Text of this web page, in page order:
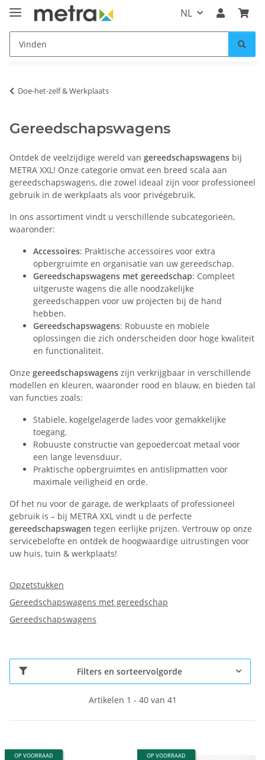
NL
Doe-het-zelf & Werkplaats
Gereedschapswagens
Ontdek de veelzijdige wereld van gereedschapswagens bij
METRA XXL! Onze categorie omvat een breed scala aan
gereedschapswagens, die zowel ideaal zijn voor professioneel
gebruik in de werkplaats als voor privégebruik.
In ons assortiment vindt u verschillende subcategorieën,
waaronder:
Accessoires: Praktische accessoires voor extra
opbergruimte en organisatie van uw gereedschap.
Gereedschapswagens met gereedschap: Compleet
uitgeruste wagens die alle noodzakelijke
gereedschappen voor uw projecten bij de hand
hebben.
Gereedschapswagens: Robuuste en mobiele
oplossingen die zich onderscheiden door hoge kwaliteit
en functionaliteit.
Onze gereedschapswagens zijn verkrijgbaar in verschillende
modellen en kleuren, waaronder rood en blauw, en bieden tal
van functies zoals:
Stabiele, kogelgelagerde lades voor gemakkelijke
toegang.
Robuuste constructie van gepoedercoat metaal voor
een lange levensduur.
Praktische opbergruimtes en antislipmatten voor
maximale veiligheid en orde.
Of het nu voor de garage, de werkplaats of professioneel
gebruik is – bij METRA XXL vindt u de perfecte
gereedschapswagen tegen eerlijke prijzen. Vertrouw op onze
servicebelofte en ontdek de hoogwaardige uitrustingen voor
uw huis, tuin & werkplaats!
Opzetstukken
Gereedschapswagens met gereedschap
Gereedschapswagens
Filters en sorteervolgorde
Artikelen 1 - 40 van 41
OP VOORRAAD OP VOORRAAD